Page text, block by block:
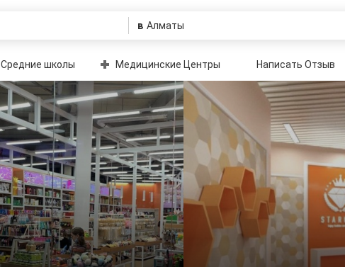
в
Средние школы Медицинские Центры Написать Отзыв